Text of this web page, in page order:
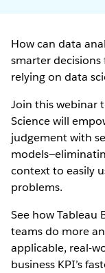
How can data
smarter
relying on data
Join this webinar
Science will
judgement with
context to easily
problems.
See how Tableau
teams do more
applicable, real-
business KPI’s